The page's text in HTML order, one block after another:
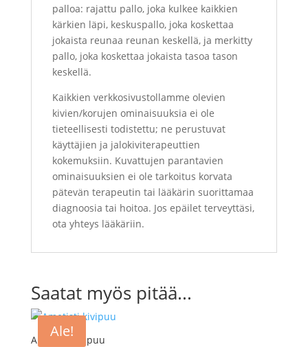
palloa: rajattu pallo, joka kulkee kaikkien
kärkien läpi, keskuspallo, joka koskettaa
jokaista reunaa reunan keskellä, ja merkitty
pallo, joka koskettaa jokaista tasoa tason
keskellä.
Kaikkien verkkosivustollamme olevien
kivien/korujen ominaisuuksia ei ole
tieteellisesti todistettu; ne perustuvat
käyttäjien ja jalokiviterapeuttien
kokemuksiin. Kuvattujen parantavien
ominaisuuksien ei ole tarkoitus korvata
pätevän terapeutin tai lääkärin suorittamaa
diagnoosia tai hoitoa. Jos epäilet terveyttäsi,
ota yhteys lääkäriin.
Saatat myös pitää...
Ale!
Ametisti kivipuu